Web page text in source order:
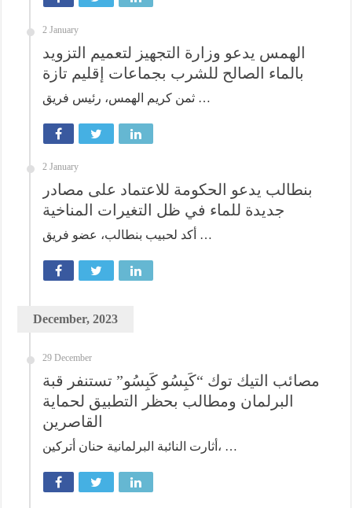
2 January
الهمس يدعو وزارة التجهيز لتعميم التزويد
بالماء الصالح للشرب بجماعات إقليم تازة
ثمن كريم الهمس، رئيس فريق …
2 January
بنطالب يدعو الحكومة للاعتماد على مصادر
جديدة للماء في ظل التغيرات المناخية
أكد لحبيب بنطالب، عضو فريق …
December, 2023
29 December
مصائب التيك توك “كَبِسُو كَبِسُو” تستنفر قبة
البرلمان ومطالب بحظر التطبيق لحماية
القاصرين
أثارت النائبة البرلمانية حنان أتركين، …